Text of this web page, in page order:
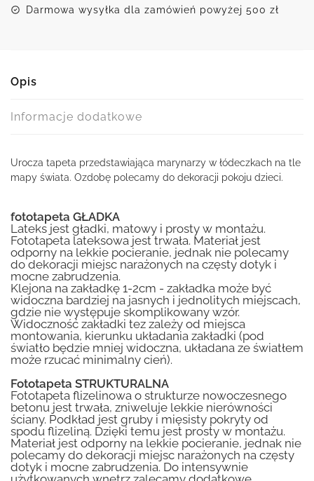
Darmowa wysyłka dla zamówień powyżej 500 zł
Opis
Informacje dodatkowe
Urocza tapeta przedstawiająca marynarzy w łódeczkach na tle
mapy świata. Ozdobę polecamy do dekoracji pokoju dzieci.
fototapeta GŁADKA
Lateks jest gładki, matowy i prosty w montażu.
Fototapeta lateksowa jest trwała. Materiał jest
odporny na lekkie pocieranie, jednak nie polecamy
do dekoracji miejsc narażonych na częsty dotyk i
mocne zabrudzenia.
Klejona na zakładkę 1-2cm - zakładka może być
widoczna bardziej na jasnych i jednolitych miejscach,
gdzie nie występuje skomplikowany wzór.
Widoczność zakładki tez zależy od miejsca
montowania, kierunku układania zakładki (pod
światło będzie mniej widoczna, układana ze światłem
może rzucać minimalny cień).
Fototapeta STRUKTURALNA
Fototapeta flizelinowa o strukturze nowoczesnego
betonu jest trwała, zniweluje lekkie nierówności
ściany. Podkład jest gruby i mięsisty pokryty od
spodu flizeliną. Dzięki temu jest prosty w montażu.
Materiał jest odporny na lekkie pocieranie, jednak nie
polecamy do dekoracji miejsc narażonych na częsty
dotyk i mocne zabrudzenia. Do intensywnie